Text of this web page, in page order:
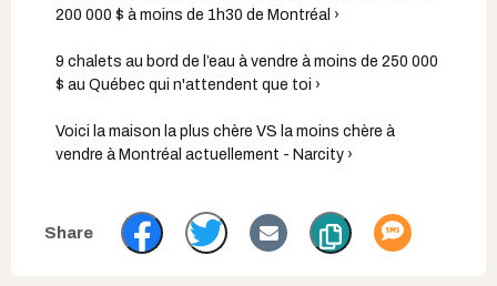
200 000 $ à moins de 1h30 de Montréal ›
9 chalets au bord de l’eau à vendre à moins de 250 000
$ au Québec qui n'attendent que toi ›
Voici la maison la plus chère VS la moins chère à
vendre à Montréal actuellement - Narcity ›